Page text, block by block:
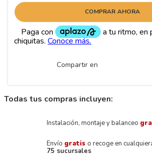
COMPRAR AHORA
Compartir en
Todas tus compras incluyen:
Instalación, montaje y balanceo
Envío gratis o recoge en
75 sucursales